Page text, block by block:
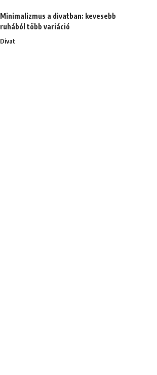
Minimalizmus a divatban: kevesebb
ruhából több variáció
Divat